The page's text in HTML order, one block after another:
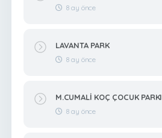
8 ay önce
LAVANTA PARK
8 ay önce
M.CUMALİ KOÇ ÇOCUK PARKI
8 ay önce